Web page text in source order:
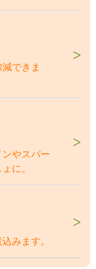
できま
やスパー
に。
みます。